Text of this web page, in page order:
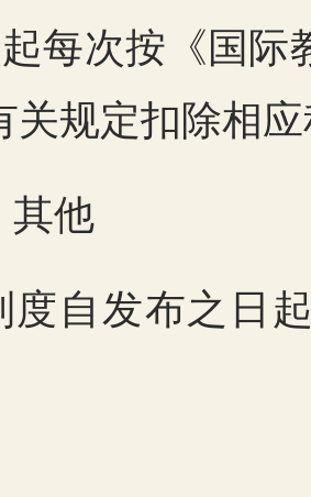
每次按《国际
关规定扣除相
其他
度自发布之日